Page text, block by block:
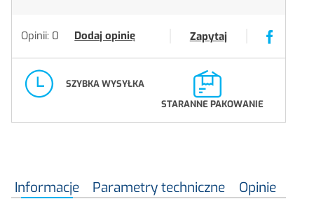
Opinii: 0 Dodaj opinię Zapytaj
SZYBKA WYSYŁKA
STARANNE PAKOWANIE
Informacje Parametry techniczne Opinie